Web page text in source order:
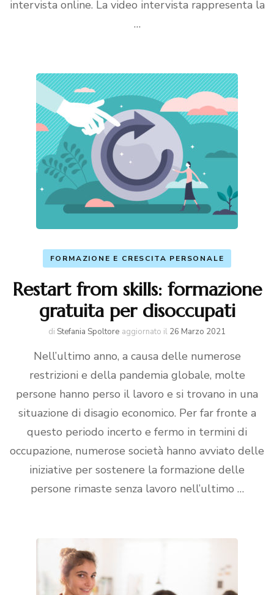
intervista online. La video intervista rappresenta la
…
FORMAZIONE E CRESCITA PERSONALE
Restart from skills: formazione
gratuita per disoccupati
di Stefania Spoltore aggiornato il 26 Marzo 2021
Nell’ultimo anno, a causa delle numerose
restrizioni e della pandemia globale, molte
persone hanno perso il lavoro e si trovano in una
situazione di disagio economico. Per far fronte a
questo periodo incerto e fermo in termini di
occupazione, numerose società hanno avviato delle
iniziative per sostenere la formazione delle
persone rimaste senza lavoro nell’ultimo …